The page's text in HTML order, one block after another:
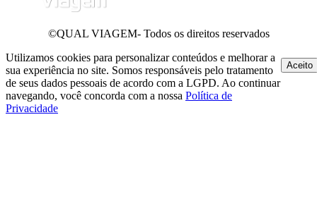
©QUAL VIAGEM- Todos os direitos reservados
Utilizamos cookies para personalizar conteúdos e melhorar a
sua experiência no site. Somos responsáveis pelo tratamento
de seus dados pessoais de acordo com a LGPD. Ao continuar
navegando, você concorda com a nossa Política de
Privacidade
Aceito